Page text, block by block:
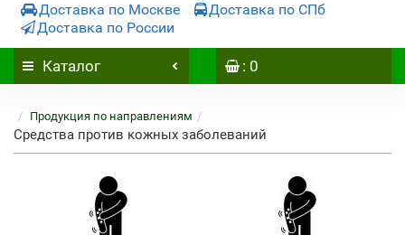
Доставка по Москве
Доставка по СПб
Доставка по России
Каталог : 0
Продукция по направлениям
Средства против кожных заболеваний